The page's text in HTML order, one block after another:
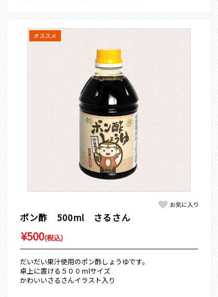
ポン酢 500ml さるさん
¥500(税込)
だいだい果汁使用のポン酢しょうゆです。
卓上に置ける５００mlサイズ
かわいいさるさんイラスト入り